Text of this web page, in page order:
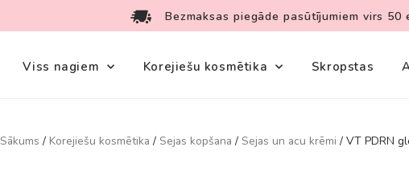
Bezmaksas piegāde pasūtījumiem virs 50
Viss nagiem Korejiešu kosmētika Skropstas
Sākums / Korejiešu kosmētika / Sejas kopšana / Sejas un acu krēmi / VT PDRN